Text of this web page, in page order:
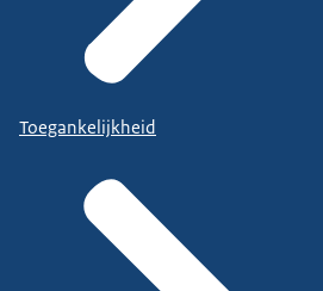
Toegankelijkheid